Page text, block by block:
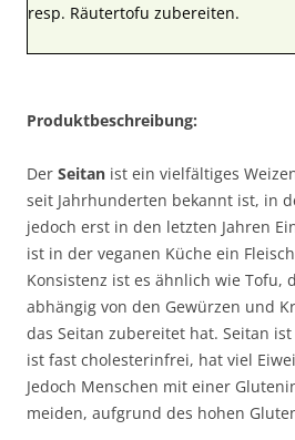
resp. Räutertofu zubereiten.
Produktbeschreibung:
Der Seitan ist ein vielfältiges
seit Jahrhunderten bekannt ist, in
jedoch erst in den letzten Jahren
ist in der veganen Küche ein
Konsistenz ist es ähnlich wie Tofu,
abhängig von den Gewürzen und
das Seitan zubereitet hat. Seitan
ist fast cholesterinfrei, hat viel
Jedoch Menschen mit einer
meiden, aufgrund des hohen